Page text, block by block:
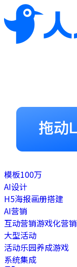
模板100万
AI设计
H5海报画册搭建
AI营销
互动营销游戏化营销
大型活动
活动乐园养成游戏
系统集成